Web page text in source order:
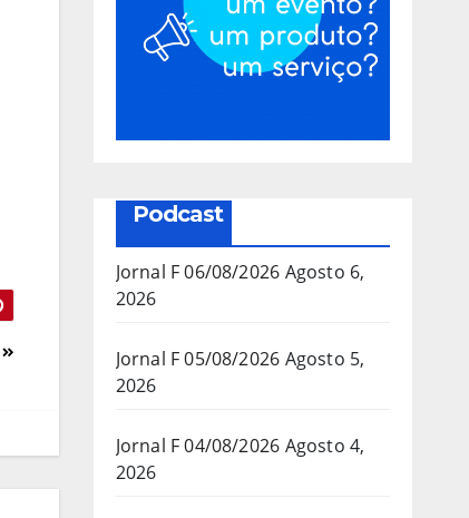
Podcast
Jornal F 06/08/2026 Agosto 6,
2026
Jornal F 05/08/2026 Agosto 5,
2026
Jornal F 04/08/2026 Agosto 4,
2026